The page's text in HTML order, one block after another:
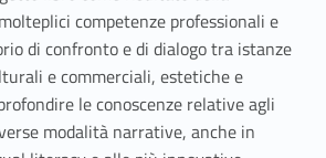
competenze professionali e
di confronto e di dialogo tra istanze
e commerciali, estetiche e
le conoscenze relative agli
modalità narrative, anche in